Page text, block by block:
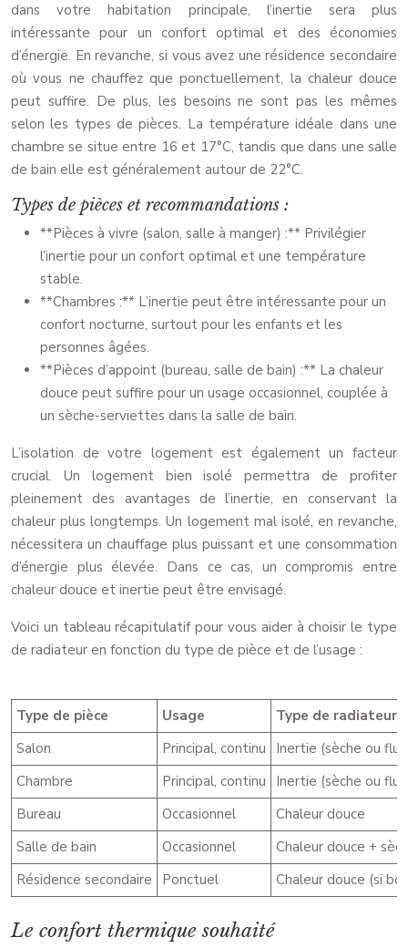
dans votre habitation principale, l’inertie sera plus
intéressante pour un confort optimal et des économies
d’énergie. En revanche, si vous avez une résidence secondaire
où vous ne chauffez que ponctuellement, la chaleur douce
peut suffire. De plus, les besoins ne sont pas les mêmes
selon les types de pièces. La température idéale dans une
chambre se situe entre 16 et 17°C, tandis que dans une salle
de bain elle est généralement autour de 22°C.
Types de pièces et recommandations :
**Pièces à vivre (salon, salle à manger) :** Privilégier
l’inertie pour un confort optimal et une température
stable.
**Chambres :** L’inertie peut être intéressante pour un
confort nocturne, surtout pour les enfants et les
personnes âgées.
**Pièces d’appoint (bureau, salle de bain) :** La chaleur
douce peut suffire pour un usage occasionnel, couplée à
un sèche-serviettes dans la salle de bain.
L’isolation de votre logement est également un facteur
crucial. Un logement bien isolé permettra de profiter
pleinement des avantages de l’inertie, en conservant la
chaleur plus longtemps. Un logement mal isolé, en revanche,
nécessitera un chauffage plus puissant et une consommation
d’énergie plus élevée. Dans ce cas, un compromis entre
chaleur douce et inertie peut être envisagé.
Voici un tableau récapitulatif pour vous aider à choisir le type
de radiateur en fonction du type de pièce et de l’usage :
Type de pièce Usage
Type de radiateur
Salon
Principal, continu
Inertie (sèche ou
Chambre
Principal, continu
Inertie (sèche ou
Bureau
Occasionnel
Chaleur douce
Salle de bain
Occasionnel
Chaleur douce +
Résidence secondaire
Ponctuel Chaleur douce (si
Le confort thermique souhaité